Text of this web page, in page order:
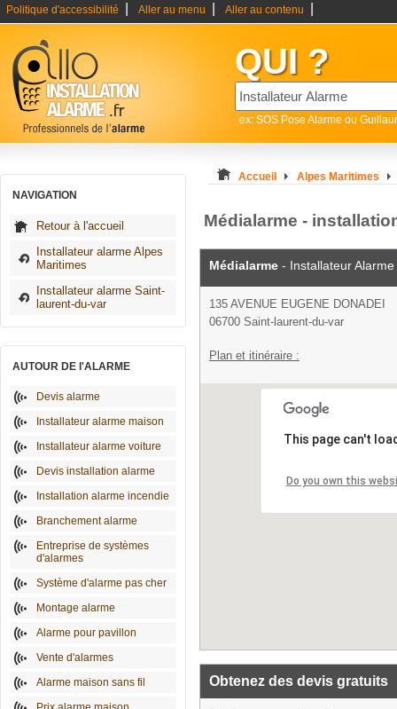
Politique d'accessibilité Aller au menu Aller au contenu
QUI ?
ex: SOS Pose Alarme ou
NAVIGATION
Retour à l'accueil
Installateur alarme Alpes
Maritimes
Installateur alarme Saint-
laurent-du-var
AUTOUR DE l'ALARME
Devis alarme
Installateur alarme maison
Installateur alarme voiture
Devis installation alarme
Installation alarme incendie
Branchement alarme
Entreprise de systèmes
d'alarmes
Système d'alarme pas cher
Montage alarme
Alarme pour pavillon
Vente d'alarmes
Alarme maison sans fil
Accueil Alpes Maritimes
Médialarme -
Médialarme - Installateur Alarme
135 AVENUE EUGENE DONADEI
06700 Saint-laurent-du-var
Plan et itinéraire :
This page can't
Do you own this
Obtenez des devis gratuits